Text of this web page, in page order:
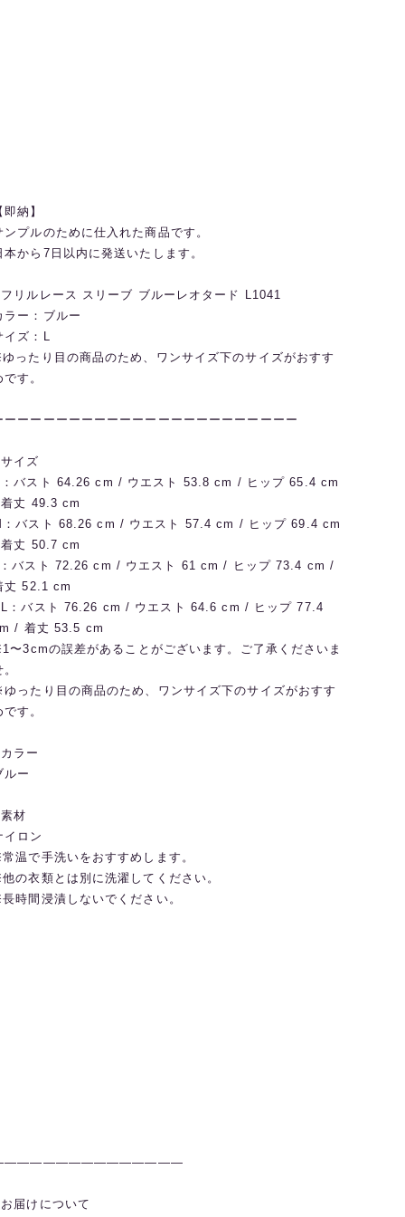
即納】
ンプルのために仕入れた商品です。
本から7日以内に発送いたします。
リルレース スリーブ ブルーレオタード L1041
ラー：ブルー
イズ：L
ったり目の商品のため、ワンサイズ下のサイズがおすす
です。
ーーーーーーーーーーーーーーーーーーーーーーー
イズ
バスト 64.26 cm / ウエスト 53.8 cm / ヒップ 65.4 cm
丈 49.3 cm
：バスト 68.26 cm / ウエスト 57.4 cm / ヒップ 69.4 cm
丈 50.7 cm
バスト 72.26 cm / ウエスト 61 cm / ヒップ 73.4 cm /
丈 52.1 cm
：バスト 76.26 cm / ウエスト 64.6 cm / ヒップ 77.4
/ 着丈 53.5 cm
〜3cmの誤差があることがございます。ご了承くださいま
ったり目の商品のため、ワンサイズ下のサイズがおすす
です。
ラー
ルー
材
イロン
温で手洗いをおすすめします。
の衣類とは別に洗濯してください。
時間浸漬しないでください。
届けについて